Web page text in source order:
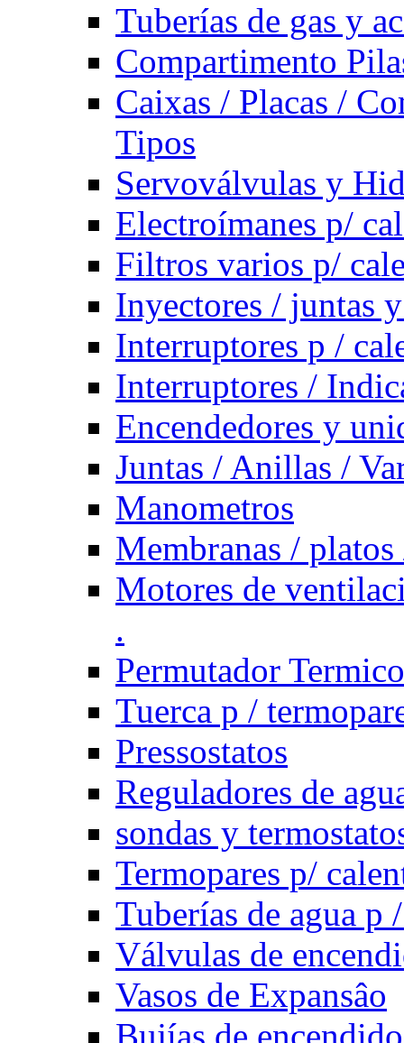
Tuberías de gas y
Compartimento
Caixas / Placas /
Tipos
Servoválvulas y
Electroímanes p/
Filtros varios p/
Inyectores / juntas
Interruptores p /
Interruptores /
Encendedores y
Juntas / Anillas /
Manometros
Membranas /
Motores de
.
Permutador Termico
Tuerca p /
Pressostatos
Reguladores de
sondas y
Termopares p/
Tuberías de agua p
Válvulas de
Vasos de Expansâo